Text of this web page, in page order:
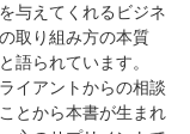
与えてくれるビジネ
取り組み方の本質
語られています。
イアントからの相談
とから本書が生まれ